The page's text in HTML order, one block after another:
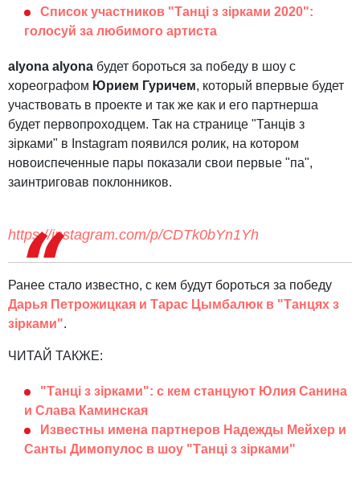
Список участников "Танці з зірками 2020":
голосуй за любимого артиста
alyona alyona будет бороться за победу в шоу с
хореографом Юрием Гуричем, который впервые будет
участвовать в проекте и так же как и его партнерша
будет первопроходцем. Так на странице "Танців з
зірками" в Instagram появился ролик, на котором
новоиспеченные пары показали свои первые "па",
заинтриговав поклонников.
https://instagram.com/p/CDTk0bYn1Yh
Ранее стало известно, с кем будут бороться за победу
Дарья Петрожицкая и Тарас Цымбалюк в "Танцях з
зірками".
ЧИТАЙ ТАКЖЕ:
"Танці з зірками": с кем станцуют Юлия Санина
и Слава Каминская
Известны имена партнеров Надежды Мейхер и
Санты Димопулос в шоу "Танці з зірками"